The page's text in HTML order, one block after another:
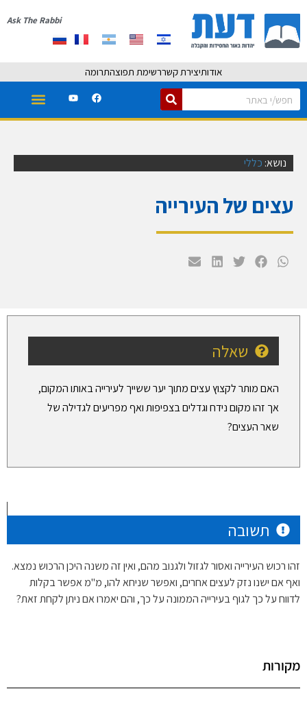
Ask The Rabbi
אודותיצירת קשררשימת תפוצהתרומה
נושא: כללי
עצים של העירייה
שאלה
האם מותר לקצוץ עצים מתוך יער ששייך לעירייה באותו המקום,
אך זהו מקום נידח וגדלים בצפיפות ואף מפריעים לגדילה של
שאר העצים?
תשובה
זהו רכוש העירייה ואסור לגזול ולגנוב מהם, ואין זה משנה היכן הרכוש נמצא.
ואף אם ישנו נזק לעצים אחרים, ואפשר שניחא להו, מ"מ אפשר בקלות
לדווח על כך לגוף בעירייה הממונה על כך, והם יאמרו אם ניתן לקחת זאת?
מקורות